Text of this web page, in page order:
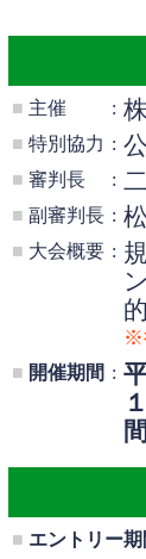
■ 主催 :
■ 特別協力 :
■ 審判長 :
■ 副審判長 :
■ 大会概要 :
※
■ 開催期間 :
■ エントリー期